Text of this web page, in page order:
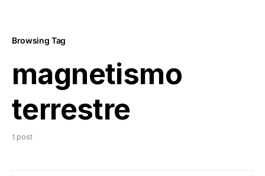
Browsing Tag
magnetismo
terrestre
1 post